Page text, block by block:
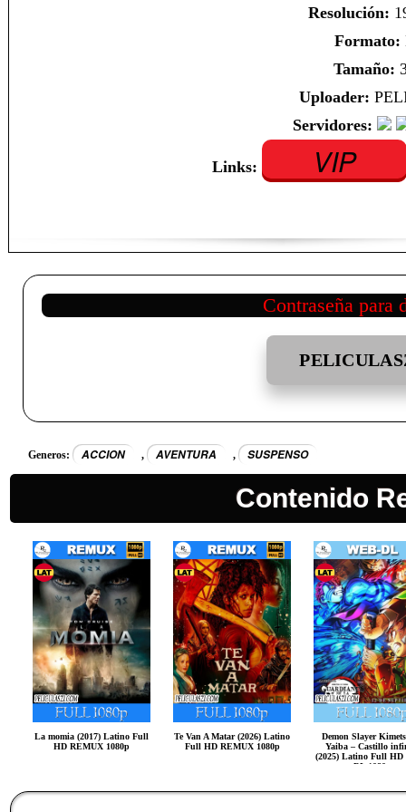
Resolución:
Formato:
Tamaño:
Uploader:
Servidores:
Links: VIP
Contraseña para
Generos: ACCION , AVENTURA , SUSPENSO
Contenido
La momia (2017) Latino Full
HD REMUX 1080p
Te Van A Matar (2026) Latino
Full HD REMUX 1080p
Demon Slayer
Yaiba – Castillo
(2025) Latino Full HD
DL 1080p